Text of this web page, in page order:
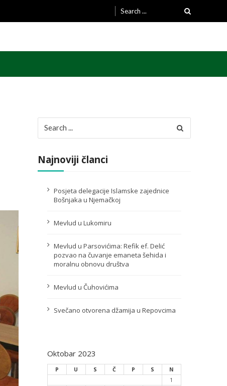
Search
for:
for:
Najnoviji članci
Posjeta delegacije Islamske zajednice
Bošnjaka u Njemačkoj
Mevlud u Lukomiru
Mevlud u Parsovićima: Refik ef. Delić
pozvao na čuvanje emaneta šehida i
moralnu obnovu društva
Mevlud u Čuhovićima
Svečano otvorena džamija u Repovcima
Oktobar 2023
P U S Č P S
N
1